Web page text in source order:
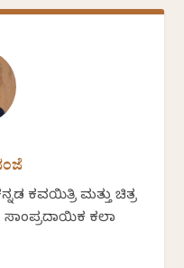
ಕವಯಿತ್ರಿ ಮತ್ತು ಚಿತ್ರ
ಸಾಂಪ್ರದಾಯಿಕ ಕಲಾ